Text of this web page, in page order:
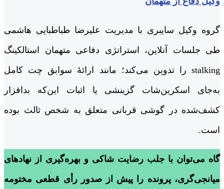
گروه وکیل سایبری با مدیریت علیرضا طباطبایی هاشمی
طی جلسات آنلاین، استراتژی دفاعی متهمان استالکینگ
stalking را تدوین می‌کند؛ مانند ارائۀ سوابق چت کامل
به‌جای اسکرین‌شات گزینشی یا اثبات این‌که بدافزار
کشف‌شده در گوشی قربانی متعلق به شخص ثالث بوده
است.
گاه می‌توان با جلب رضایت شاکی و بهره‌گیری از نهادهای
میانجی‌گری، پرونده را پیش از صدور رأی قطعی مختومه